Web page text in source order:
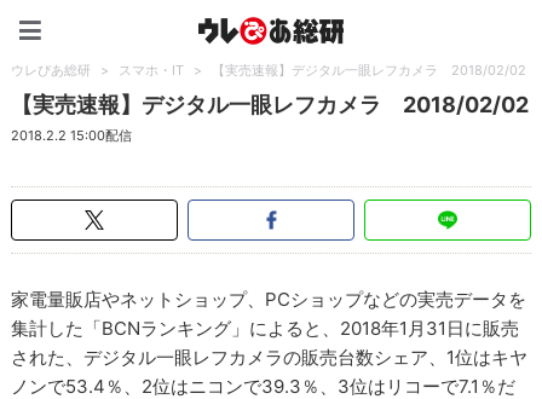
ウレぴあ総研 > スマホ・IT > 【実売速報】デジタル一眼レフカメラ 2018/02/02
【実売速報】デジタル一眼レフカメラ 2018/02/02
2018.2.2 15:00配信
家電量販店やネットショップ、PCショップなどの実売データを
集計した「BCNランキング」によると、2018年1月31日に販売
された、デジタル一眼レフカメラの販売台数シェア、1位はキヤ
ノンで53.4％、2位はニコンで39.3％、3位はリコーで7.1％だ